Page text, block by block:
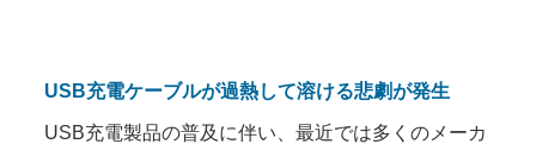
USB充電ケーブルが過熱して溶ける悲劇が発生
USB充電製品の普及に伴い、最近では多くのメーカ